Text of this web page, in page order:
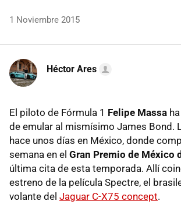
1 Noviembre 2015
Héctor Ares
El piloto de Fórmula 1 Felipe Massa
de emular al mismísimo James Bond.
hace unos días en México, donde
semana en el Gran Premio de México
última cita de esta temporada. Allí
estreno de la película Spectre, el
volante del Jaguar C-X75 concept.